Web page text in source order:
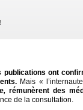
publications ont
Mais «
rémunèrent des
de la consultation.